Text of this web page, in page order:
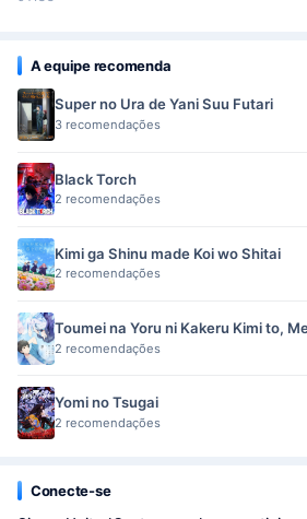
A equipe recomenda
Super no Ura de Yani Suu Futari
3 recomendações
Black Torch
2 recomendações
Kimi ga Shinu made Koi wo Shitai
2 recomendações
Toumei na Yoru ni Kakeru Kimi to,
2 recomendações
Yomi no Tsugai
2 recomendações
Conecte-se